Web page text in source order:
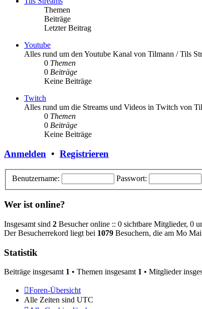
Themen
Beiträge
Letzter Beitrag
Youtube
Alles rund um den Youtube Kanal von Tilmann / Tils
0 Themen
0 Beiträge
Keine Beiträge
Twitch
Alles rund um die Streams und Videos in Twitch von
0 Themen
0 Beiträge
Keine Beiträge
Anmelden • Registrieren
Benutzername: Passwort:
Wer ist online?
Insgesamt sind 2 Besucher online :: 0 sichtbare Mitglieder, 0
Der Besucherrekord liegt bei 1079 Besuchern, die am Mo
Statistik
Beiträge insgesamt 1 • Themen insgesamt 1 • Mitglieder
Foren-Übersicht
Alle Zeiten sind UTC